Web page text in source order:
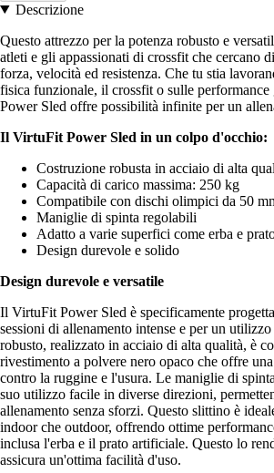
Descrizione
Questo attrezzo per la potenza robusto e
atleti e gli appassionati di crossfit che cercano
forza, velocità ed resistenza. Che tu stia
fisica funzionale, il crossfit o sulle
Power Sled offre possibilità infinite per un
Il VirtuFit Power Sled in un colpo d'occhio:
Costruzione robusta in acciaio di alta
Capacità di carico massima: 250 kg
Compatibile con dischi olimpici da 50
Maniglie di spinta regolabili
Adatto a varie superfici come erba e
Design durevole e solido
Design durevole e versatile
Il VirtuFit Power Sled è specificamente
sessioni di allenamento intense e per un
robusto, realizzato in acciaio di alta qualità, è
rivestimento a polvere nero opaco che offre
contro la ruggine e l'usura. Le maniglie di
suo utilizzo facile in diverse direzioni,
allenamento senza sforzi. Questo slittino è
indoor che outdoor, offrendo ottime
inclusa l'erba e il prato artificiale. Questo lo
assicura un'ottima facilità d'uso.